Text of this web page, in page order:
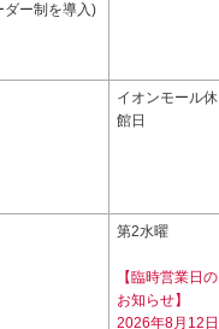
ダー制を導入)
イオンモール休
館日
第2水曜
【臨時営業日の
お知らせ】
2026年8月12日